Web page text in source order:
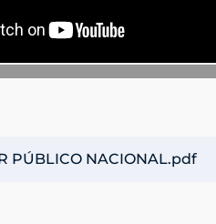
PÚBLICO NACIONAL.pdf